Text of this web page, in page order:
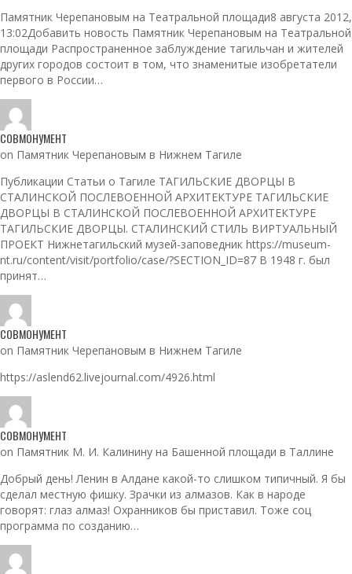
Памятник Черепановым на Театральной площади8 августа 2012,
13:02Добавить новость Памятник Черепановым на Театральной
площади Распространенное заблуждение тагильчан и жителей
других городов состоит в том, что знаменитые изобретатели
первого в России…
СОВМОНУМЕНТ
on Памятник Черепановым в Нижнем Тагиле
Публикации Статьи о Тагиле ТАГИЛЬСКИЕ ДВОРЦЫ В
СТАЛИНСКОЙ ПОСЛЕВОЕННОЙ АРХИТЕКТУРЕ ТАГИЛЬСКИЕ
ДВОРЦЫ В СТАЛИНСКОЙ ПОСЛЕВОЕННОЙ АРХИТЕКТУРЕ
ТАГИЛЬСКИЕ ДВОРЦЫ. СТАЛИНСКИЙ СТИЛЬ ВИРТУАЛЬНЫЙ
ПРОЕКТ Нижнетагильский музей-заповедник https://museum-
nt.ru/content/visit/portfolio/case/?SECTION_ID=87 В 1948 г. был
принят…
СОВМОНУМЕНТ
on Памятник Черепановым в Нижнем Тагиле
https://aslend62.livejournal.com/4926.html
СОВМОНУМЕНТ
on Памятник М. И. Калинину на Башенной площади в Таллине
Добрый день! Ленин в Алдане какой-то слишком типичный. Я бы
сделал местную фишку. Зрачки из алмазов. Как в народе
говорят: глаз алмаз! Охранников бы приставил. Тоже соц
программа по созданию…